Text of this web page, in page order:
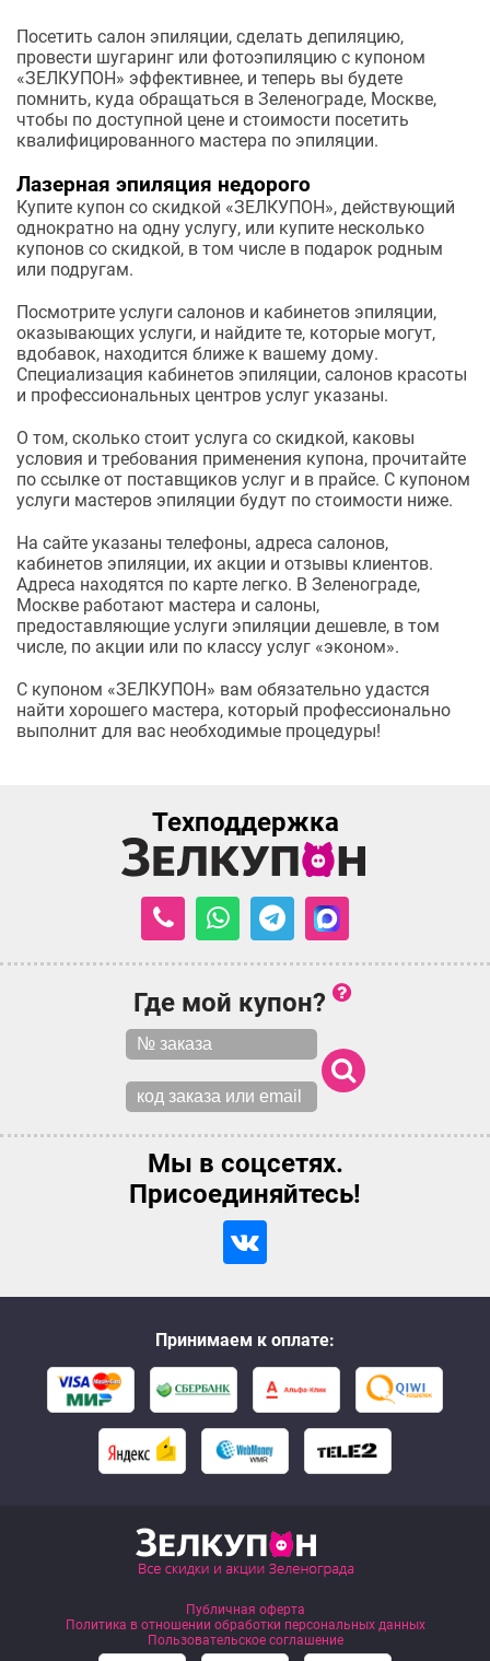
Посетить салон эпиляции, сделать депиляцию,
провести шугаринг или фотоэпиляцию с купоном
«ЗЕЛКУПОН» эффективнее, и теперь вы будете
помнить, куда обращаться в Зеленограде, Москве,
чтобы по доступной цене и стоимости посетить
квалифицированного мастера по эпиляции.
Лазерная эпиляция недорого
Купите купон со скидкой «ЗЕЛКУПОН», действующий
однократно на одну услугу, или купите несколько
купонов со скидкой, в том числе в подарок родным
или подругам.
Посмотрите услуги салонов и кабинетов эпиляции,
оказывающих услуги, и найдите те, которые могут,
вдобавок, находится ближе к вашему дому.
Специализация кабинетов эпиляции, салонов красоты
и профессиональных центров услуг указаны.
О том, сколько стоит услуга со скидкой, каковы
условия и требования применения купона, прочитайте
по ссылке от поставщиков услуг и в прайсе. С купоном
услуги мастеров эпиляции будут по стоимости ниже.
На сайте указаны телефоны, адреса салонов,
кабинетов эпиляции, их акции и отзывы клиентов.
Адреса находятся по карте легко. В Зеленограде,
Москве работают мастера и салоны,
предоставляющие услуги эпиляции дешевле, в том
числе, по акции или по классу услуг «эконом».
С купоном «ЗЕЛКУПОН» вам обязательно удастся
найти хорошего мастера, который профессионально
выполнит для вас необходимые процедуры!
Техподдержка
Где мой купон?
Мы в соцсетях.
Присоединяйтесь!
Принимаем к оплате:
Публичная оферта
Политика в отношении обработки персональных данных
Пользовательское соглашение